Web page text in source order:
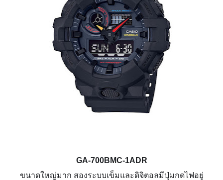
GA-700BMC-1ADR
ขนาดใหญ่มาก สองระบบเข็มและดิจิตอลมีปุ่มกดไฟอยู่